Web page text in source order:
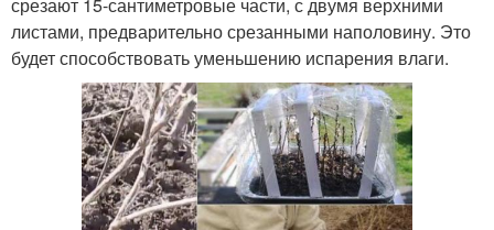
срезают 15-сантиметровые части, с двумя верхними
листами, предварительно срезанными наполовину. Это
будет способствовать уменьшению испарения влаги.